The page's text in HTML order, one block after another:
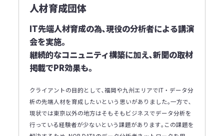
人材育成団体
IT先端人材育成の為､現役の分析者による講演
会を実施｡
継続的なコニュニティ構築に加え､新聞の取材
掲載でPR効果も｡
クライアントの目的として､福岡や九州エリアでIT・データ分
析の先端人材を育成したいという思いがありました｡一方で､
現状では東京以外の地方はそもそもビジネスでデータ分析を
行っている経験者が少ないという課題があります｡この課題を